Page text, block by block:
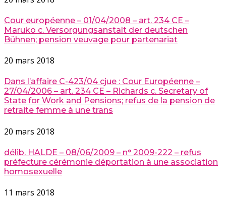
Cour européenne – 01/04/2008 – art. 234 CE –
Maruko c. Versorgungsanstalt der deutschen
Bühnen; pension veuvage pour partenariat
20 mars 2018
Dans l’affaire C-423/04 cjue : Cour Européenne –
27/04/2006 – art. 234 CE – Richards c. Secretary of
State for Work and Pensions; refus de la pension de
retraite femme à une trans
20 mars 2018
délib. HALDE – 08/06/2009 – n° 2009-222 – refus
préfecture cérémonie déportation à une association
homosexuelle
11 mars 2018